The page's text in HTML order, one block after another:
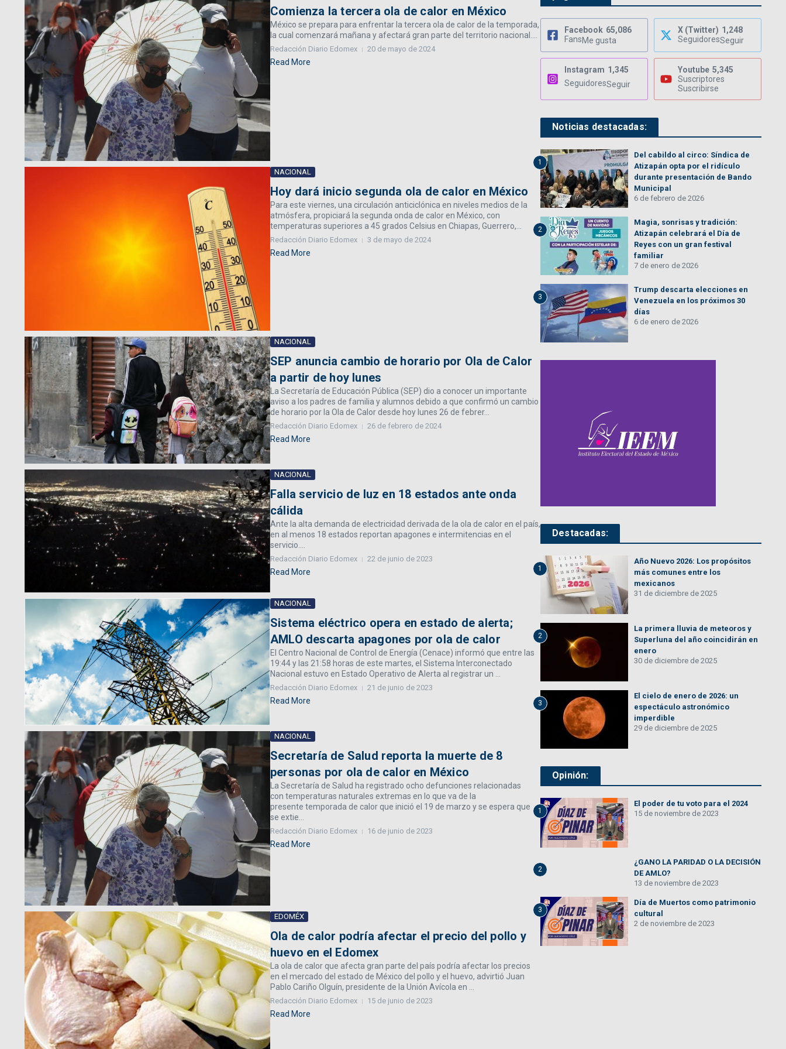
Comienza la tercera ola de calor en México
México se prepara para enfrentar la tercera ola de calor de la temporada,
la cual comenzará mañana y afectará gran parte del territorio nacional....
Redacción Diario Edomex 20 de mayo de 2024
Read More
NACIONAL
Hoy dará inicio segunda ola de calor en México
Para este viernes, una circulación anticiclónica en niveles medios de la
atmósfera, propiciará la segunda onda de calor en México, con
temperaturas superiores a 45 grados Celsius en Chiapas, Guerrero,...
Redacción Diario Edomex 3 de mayo de 2024
Read More
NACIONAL
SEP anuncia cambio de horario por Ola de Calor
a partir de hoy lunes
La Secretaría de Educación Pública (SEP) dio a conocer un importante
aviso a los padres de familia y alumnos debido a que confirmó un cambio
de horario por la Ola de Calor desde hoy lunes 26 de febrer...
Redacción Diario Edomex 26 de febrero de 2024
Read More
NACIONAL
Falla servicio de luz en 18 estados ante onda
cálida
Ante la alta demanda de electricidad derivada de la ola de calor en el país,
en al menos 18 estados reportan apagones e intermitencias en el
servicio....
Redacción Diario Edomex 22 de junio de 2023
Read More
NACIONAL
Sistema eléctrico opera en estado de alerta;
AMLO descarta apagones por ola de calor
El Centro Nacional de Control de Energía (Cenace) informó que entre las
19:44 y las 21:58 horas de este martes, el Sistema Interconectado
Nacional estuvo en Estado Operativo de Alerta al registrar un ...
Redacción Diario Edomex 21 de junio de 2023
Read More
NACIONAL
Secretaría de Salud reporta la muerte de 8
personas por ola de calor en México
La Secretaría de Salud ha registrado ocho defunciones relacionadas
con temperaturas naturales extremas en lo que va de la
presente temporada de calor que inició el 19 de marzo y se espera que
se extie...
Redacción Diario Edomex 16 de junio de 2023
Read More
EDOMÉX
Ola de calor podría afectar el precio del pollo y
huevo en el Edomex
La ola de calor que afecta gran parte del país podría afectar los precios
en el mercado del estado de México del pollo y el huevo, advirtió Juan
Pablo Cariño Olguín, presidente de la Unión Avícola en ...
Redacción Diario Edomex 15 de junio de 2023
Read More
Facebook 65,086
FansMe gusta
X (Twitter) 1,248
SeguidoresSeguir
Instagram 1,345
SeguidoresSeguir
Youtube 5,345
Suscriptores
Suscribirse
Noticias destacadas:
1
Del cabildo al circo: Síndica de
Atizapán opta por el ridículo
durante presentación de Bando
Municipal
6 de febrero de 2026
2
Magia, sonrisas y tradición:
Atizapán celebrará el Día de
Reyes con un gran festival
familiar
7 de enero de 2026
3
Trump descarta elecciones en
Venezuela en los próximos 30
días
6 de enero de 2026
Destacadas:
1
Año Nuevo 2026: Los propósitos
más comunes entre los
mexicanos
31 de diciembre de 2025
2
La primera lluvia de meteoros y
Superluna del año coincidirán en
enero
30 de diciembre de 2025
3
El cielo de enero de 2026: un
espectáculo astronómico
imperdible
29 de diciembre de 2025
Opinión:
1
El poder de tu voto para el 2024
15 de noviembre de 2023
2
¿GANO LA PARIDAD O LA DECISIÓN
DE AMLO?
13 de noviembre de 2023
3
Día de Muertos como patrimonio
cultural
2 de noviembre de 2023